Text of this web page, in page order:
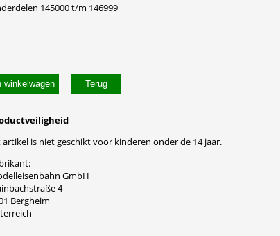
145000 t/m 146999
winkelwagen
artikel is niet geschikt voor kinderen onder de 14 jaar.
GmbH
4
Bergheim